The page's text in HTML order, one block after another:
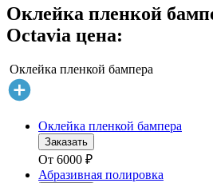
Оклейка пленкой
Octavia цена:
Оклейка пленкой бампера
Оклейка пленкой бампера
Заказать
От 6000 ₽
Абразивная полировка